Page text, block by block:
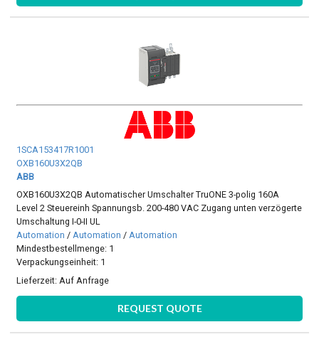
1SCA153417R1001
OXB160U3X2QB
ABB
OXB160U3X2QB Automatischer Umschalter TruONE 3-polig 160A
Level 2 Steuereinh Spannungsb. 200-480 VAC Zugang unten verzögerte
Umschaltung I-0-II UL
Automation /Automation /Automation
Mindestbestellmenge: 1
Verpackungseinheit: 1
Lieferzeit: Auf Anfrage
REQUEST QUOTE